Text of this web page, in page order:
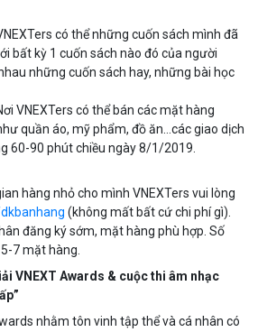
có thể những cuốn sách mình đã
bất kỳ 1 cuốn sách nào đó của người
những cuốn sách hay, những bài học
VNEXTers có thể bán các mặt hàng
quần áo, mỹ phẩm, đồ ăn…các giao dịch
60-90 phút chiều ngày 8/1/2019.
hàng nhỏ cho mình VNEXTers vui lòng
(không mất bất cứ chi phí gì).
đăng ký sớm, mặt hàng phù hợp. Số
7 mặt hàng.
VNEXT Awards & cuộc thi âm nhạc
nhằm tôn vinh tập thể và cá nhân có